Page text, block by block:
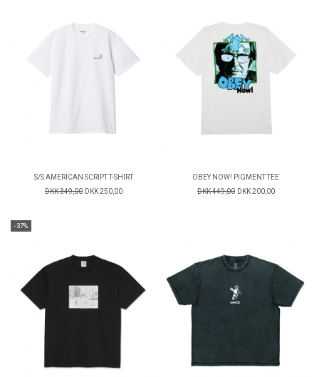
S/S AMERICAN SCRIPT T-SHIRT
DKK 349,00 DKK 250,00
OBEY NOW! PIGMENT TEE
DKK 449,00 DKK 200,00
-37%